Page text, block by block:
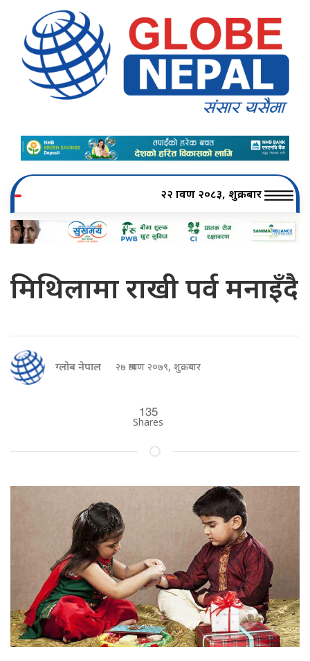
२२ श्रावण २०८३, शुक्रबार
मिथिलामा राखी पर्व मनाइँदै
ग्लोब नेपाल २७ श्रावण २०७९, शुक्रबार
135
Shares